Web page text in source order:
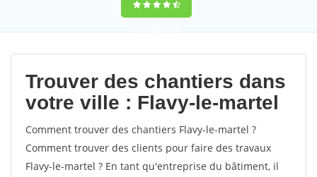
9,5(100%)45
votes
Trouver des chantiers dans
votre ville : Flavy-le-martel
Comment trouver des chantiers Flavy-le-martel ?
Comment trouver des clients pour faire des travaux
Flavy-le-martel ? En tant qu'entreprise du bâtiment, il